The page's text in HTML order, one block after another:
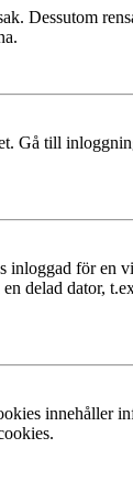
Dessutom
Gå till
för
delad dator,